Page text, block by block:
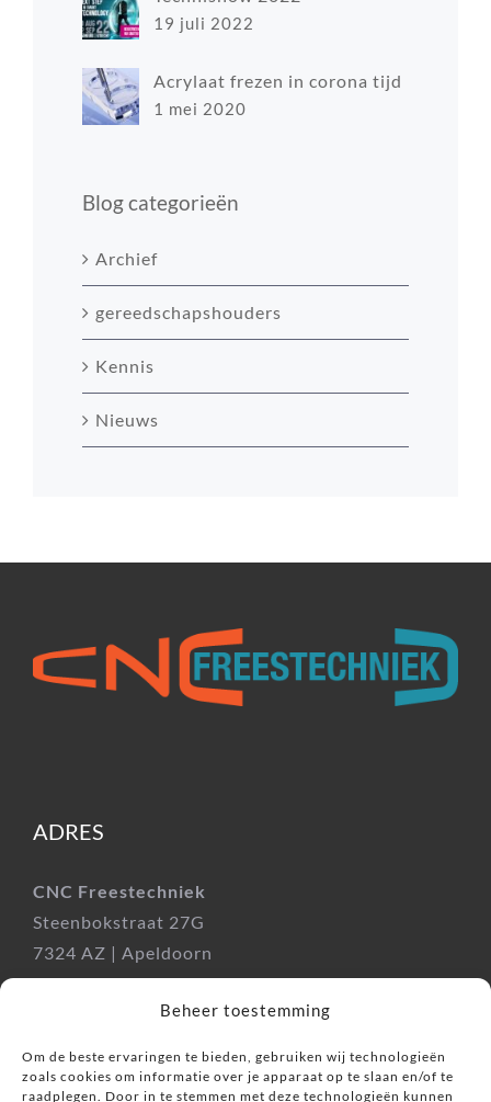
Beheer toestemming
Om de beste ervaringen te bieden, gebruiken wij technologieën
zoals cookies om informatie over je apparaat op te slaan en/of te
raadplegen. Door in te stemmen met deze technologieën kunnen
19 juli 2022
Acrylaat frezen in corona tijd
1 mei 2020
Blog categorieën
Archief
gereedschapshouders
Kennis
Nieuws
ADRES
CNC Freestechniek
Steenbokstraat 27G
7324 AZ | Apeldoorn
+31 555 76 2419